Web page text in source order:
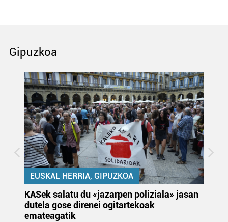
Gipuzkoa
EUSKAL HERRIA, GIPUZKOA
KASek salatu du «jazarpen poliziala» jasan
dutela gose direnei ogitartekoak
emateagatik